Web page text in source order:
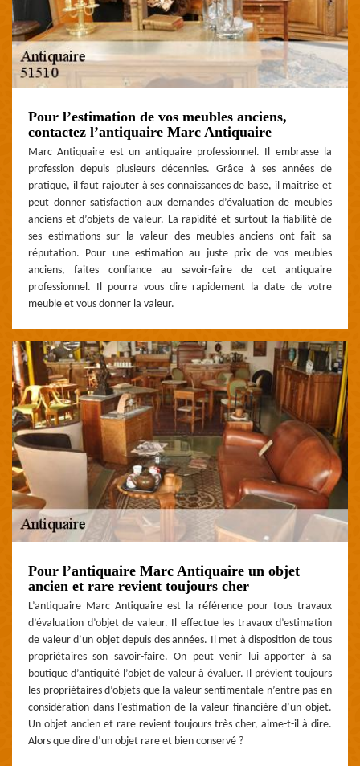
Pour l’estimation de vos meubles anciens,
contactez l’antiquaire Marc Antiquaire
Marc Antiquaire est un antiquaire professionnel. Il embrasse la
profession depuis plusieurs décennies. Grâce à ses années de
pratique, il faut rajouter à ses connaissances de base, il maitrise et
peut donner satisfaction aux demandes d’évaluation de meubles
anciens et d’objets de valeur. La rapidité et surtout la fiabilité de
ses estimations sur la valeur des meubles anciens ont fait sa
réputation. Pour une estimation au juste prix de vos meubles
anciens, faites confiance au savoir-faire de cet antiquaire
professionnel. Il pourra vous dire rapidement la date de votre
meuble et vous donner la valeur.
Pour l’antiquaire Marc Antiquaire un objet
ancien et rare revient toujours cher
L’antiquaire Marc Antiquaire est la référence pour tous travaux
d’évaluation d’objet de valeur. Il effectue les travaux d’estimation
de valeur d’un objet depuis des années. Il met à disposition de tous
propriétaires son savoir-faire. On peut venir lui apporter à sa
boutique d’antiquité l’objet de valeur à évaluer. Il prévient toujours
les propriétaires d’objets que la valeur sentimentale n’entre pas en
considération dans l’estimation de la valeur financière d’un objet.
Un objet ancien et rare revient toujours très cher, aime-t-il à dire.
Alors que dire d’un objet rare et bien conservé ?